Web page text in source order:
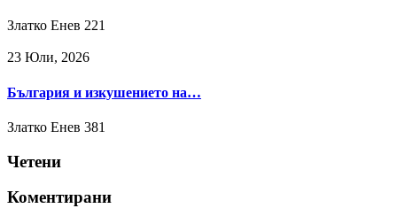
Златко Енев 221
23 Юли, 2026
България и изкушението на…
Златко Енев 381
Четени
Коментирани